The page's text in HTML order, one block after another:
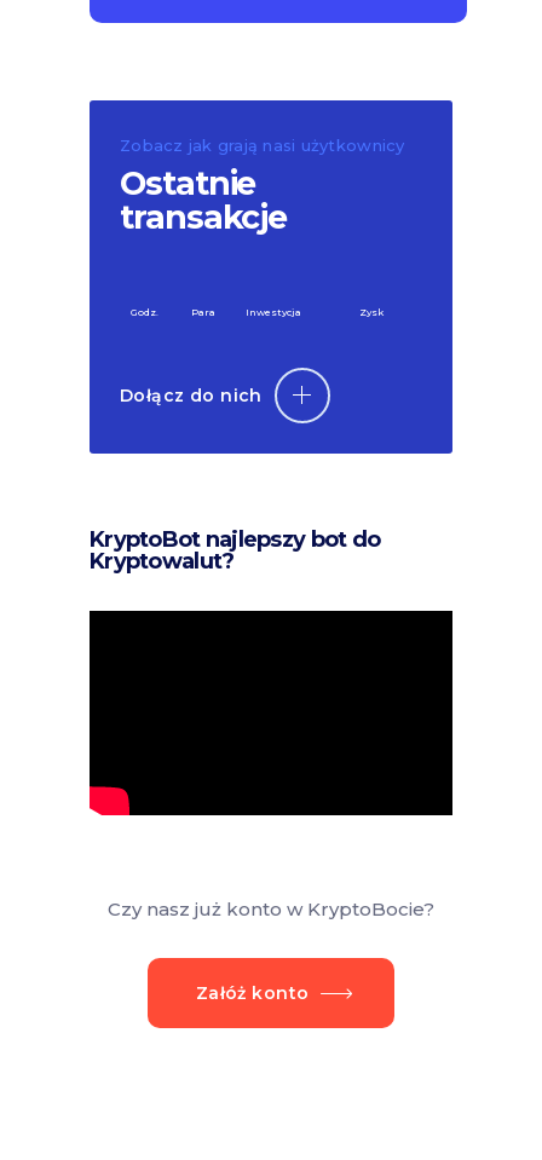
Zobacz jak grają nasi użytkownicy
Ostatnie
transakcje
Godz. Para Inwestycja Zysk
Dołącz do nich
KryptoBot najlepszy bot do
Kryptowalut?
Czy nasz już konto w KryptoBocie?
Załóż konto